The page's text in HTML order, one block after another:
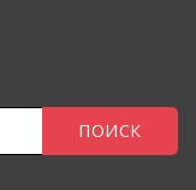
ПОИСК